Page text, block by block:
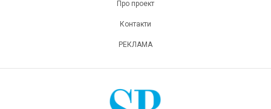
Про проект
Контакти
РЕКЛАМА